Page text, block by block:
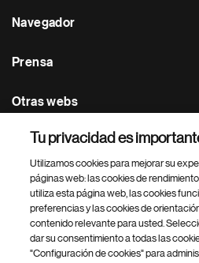
Navegador
Prensa
Otras webs
Footer Site Search
Tu privacidad es
Utilizamos cookies para mejorar su
páginas web: las cookies de
utiliza esta página web, las cookies
preferencias y las cookies de
contenido relevante para usted.
dar su consentimiento a todas las
"Configuración de cookies" para